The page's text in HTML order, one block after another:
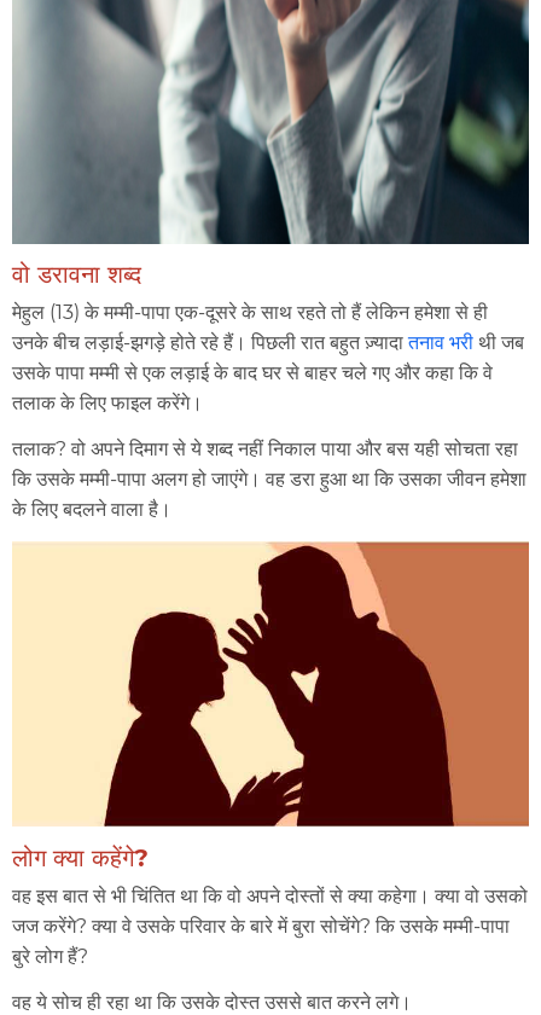
वो डरावना शब्द
मेहुल (13) के मम्मी-पापा एक-दूसरे के साथ रहते तो हैं लेकिन हमेशा से ही
उनके बीच लड़ाई-झगड़े होते रहे हैं। पिछली रात बहुत ज़्यादातनाव भरी थी जब
उसके पापा मम्मी से एक लड़ाई के बाद घर से बाहर चले गए और कहा कि वे
तलाक के लिए फाइल करेंगे।
तलाक? वो अपने दिमाग से ये शब्द नहीं निकाल पाया और बस यही सोचता रहा
कि उसके मम्मी-पापा अलग हो जाएंगे। वह डरा हुआ था कि उसका जीवन हमेशा
के लिए बदलने वाला है।
लोग क्या कहेंगे?
वह इस बात से भी चिंतित था कि वो अपने दोस्तों से क्या कहेगा। क्या वो उसको
जज करेंगे? क्या वे उसके परिवार के बारे में बुरा सोचेंगे? कि उसके मम्मी-पापा
बुरे लोग हैं?
वह ये सोच ही रहा था कि उसके दोस्त उससे बात करने लगे।